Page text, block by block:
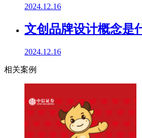
2024.12.16
文创品牌设计概念是
2024.12.16
相关案例